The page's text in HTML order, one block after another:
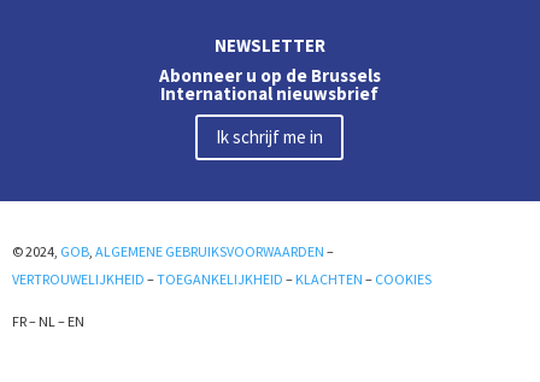
NEWSLETTER
Abonneer u op de Brussels
International nieuwsbrief
Ik schrijf me in
© 2024, GOB, ALGEMENE GEBRUIKSVOORWAARDEN –
VERTROUWELIJKHEID –TOEGANKELIJKHEID – KLACHTEN – COOKIES
FR– NL– EN